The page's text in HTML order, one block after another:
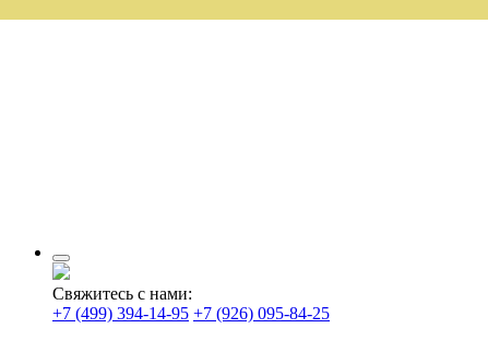
Свяжитесь с нами:
+7 (499) 394-14-95 +7 (926) 095-84-25